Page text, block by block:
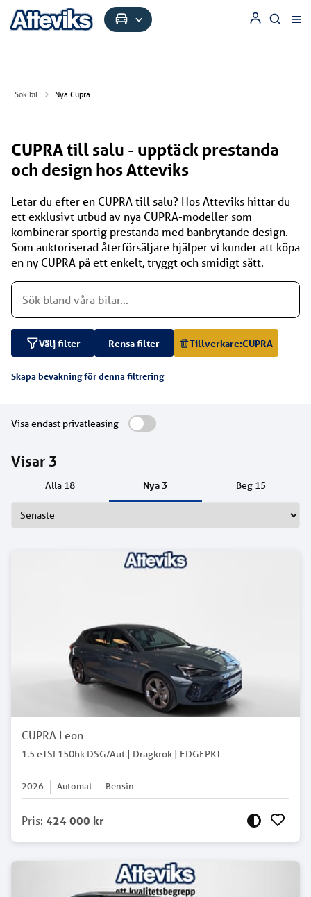
Sök bil Nya Cupra
CUPRA till salu - upptäck prestanda
och design hos Atteviks
Letar​ du efter​ en CUPRA till salu? Hos Atteviks hittar​​ du
ett exklusivt utbud​​ av nya CUPRA-modeller som
kombinerar sportig prestanda med banbrytande design.
Som auktoriserad återförsäljare hjälper​​ vі kunder att köpa​
en​ ny CUPRA​​ på ett enkelt, tryggt och smidigt sätt.
Välj filter Rensa filter Tillverkare:CUPRA
Skapa bevakning för denna filtrering
Visa endast privatleasing
Visar 3
Alla 18 Nya3 Beg 15
CUPRA Leon
1.5 eTSI 150hk DSG/Aut | Dragkrok | EDGEPKT
2026 Automat Bensin
Pris: 424 000 kr